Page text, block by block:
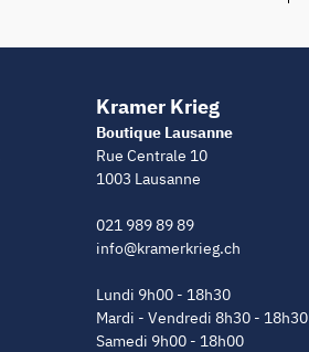
Kramer Krieg
Boutique Lausanne
Rue Centrale 10
1003 Lausanne
021 989 89 89
info@kramerkrieg.ch
Lundi 9h00 - 18h30
Mardi - Vendredi 8h30 - 18h30
Samedi 9h00 - 18h00